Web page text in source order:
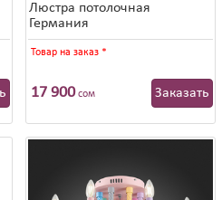
Люстра потолочная
Германия
Товар на заказ *
17 900сом Заказать